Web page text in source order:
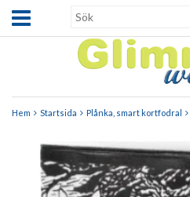
Hem Startsida Plånka, smart kortfodral